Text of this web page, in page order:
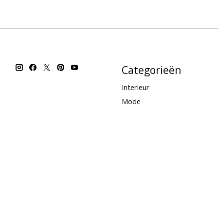
Categorieën
Interieur
Mode